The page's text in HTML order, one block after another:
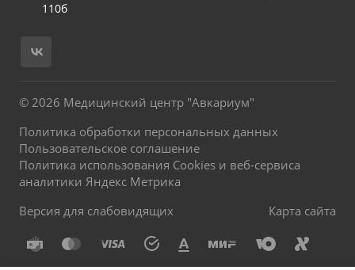
110б
© 2026 Медицинский центр "Авкариум"
Политика обработки персональных данных
Пользовательское соглашение
Политика использования Cookies и веб-сервиса
аналитики Яндекс Метрика
Версия для слабовидящих
Карта сайта